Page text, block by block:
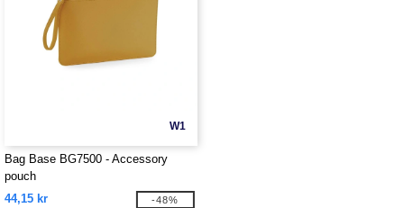
W1
Bag Base BG7500 - Accessory
pouch
44,15 kr
-48%